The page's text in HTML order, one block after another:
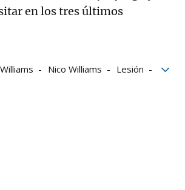
en los tres últimos
Nico Williams
Lesión